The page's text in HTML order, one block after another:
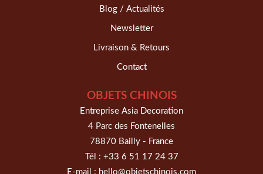
Blog / Actualités
Newsletter
Livraison & Retours
Contact
OBJETS CHINOIS
Entreprise Asia Decoration
4 Parc des Fontenelles
78870 Bailly - France
Tél : +33 6 51 17 24 37
E-mail : hello@objetschinois.com